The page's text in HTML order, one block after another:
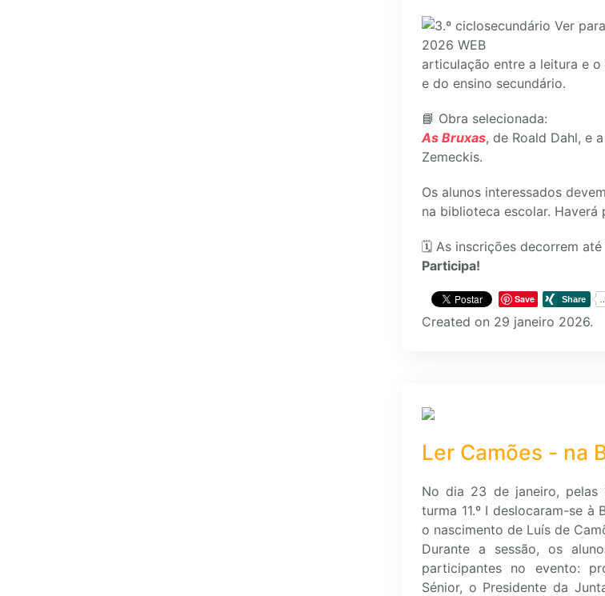
articulação entre a leitura e
e do ensino secundário.
📘 Obra selecionada:
As Bruxas, de Roald Dahl, e
Zemeckis.
Os alunos interessados
na biblioteca escolar. Haverá
🗓️ As inscrições decorrem até
Participa!
Save
Created on 29 janeiro 2026.
Ler Camões - na
No dia 23 de janeiro, pelas
turma 11.º I deslocaram-se
o nascimento de Luís de
Durante a sessão, os
participantes no evento:
Sénior, o Presidente da